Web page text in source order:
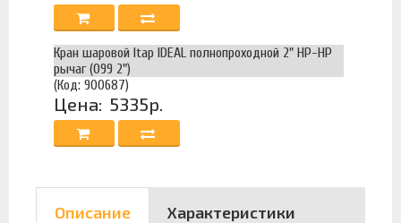
Кран шаровой Itap IDEAL полнопроходной 2" НР-НР
рычаг (099 2")
(Код: 900687)
Цена: 5335р.
Описание Характеристики